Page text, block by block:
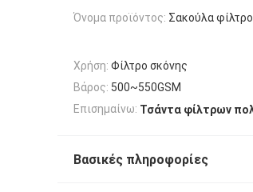
Όνομα προϊόντος: Σακούλα
Χρήση: Φίλτρο σκόνης
Βάρος: 500~550GSM
Επισημαίνω: Τσάντα φίλτρων
Βασικές πληροφορίες